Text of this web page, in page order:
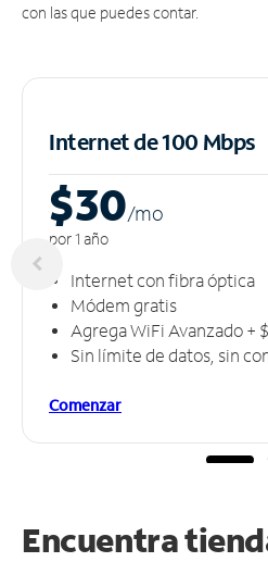
con las que puedes contar.
Internet de 100 Mbps
$30/mo
por 1 año
Internet con fibra óptica
Módem gratis
Agrega WiFi Avanzado +
Sin límite de datos, sin
Comenzar
Encuentra